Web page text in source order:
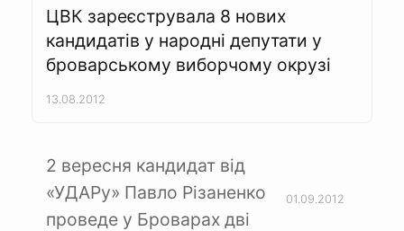
ЦВК зареєструвала 8 нових
кандидатів у народні депутати у
броварському виборчому окрузі
13.08.2012
2 вересня кандидат від
«УДАРу» Павло Різаненко
проведе у Броварах дві
01.09.2012